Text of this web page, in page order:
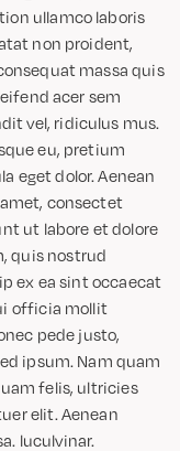
ullamco laboris
non proident,
massa quis
acer sem
vel, ridiculus mus.
eu, pretium
eget dolor. Aenean
consectet
ut labore et dolore
quis nostrud
ex ea sint occaecat
officia mollit
pede justo,
ipsum. Nam quam
felis, ultricies
elit. Aenean
luculvinar.